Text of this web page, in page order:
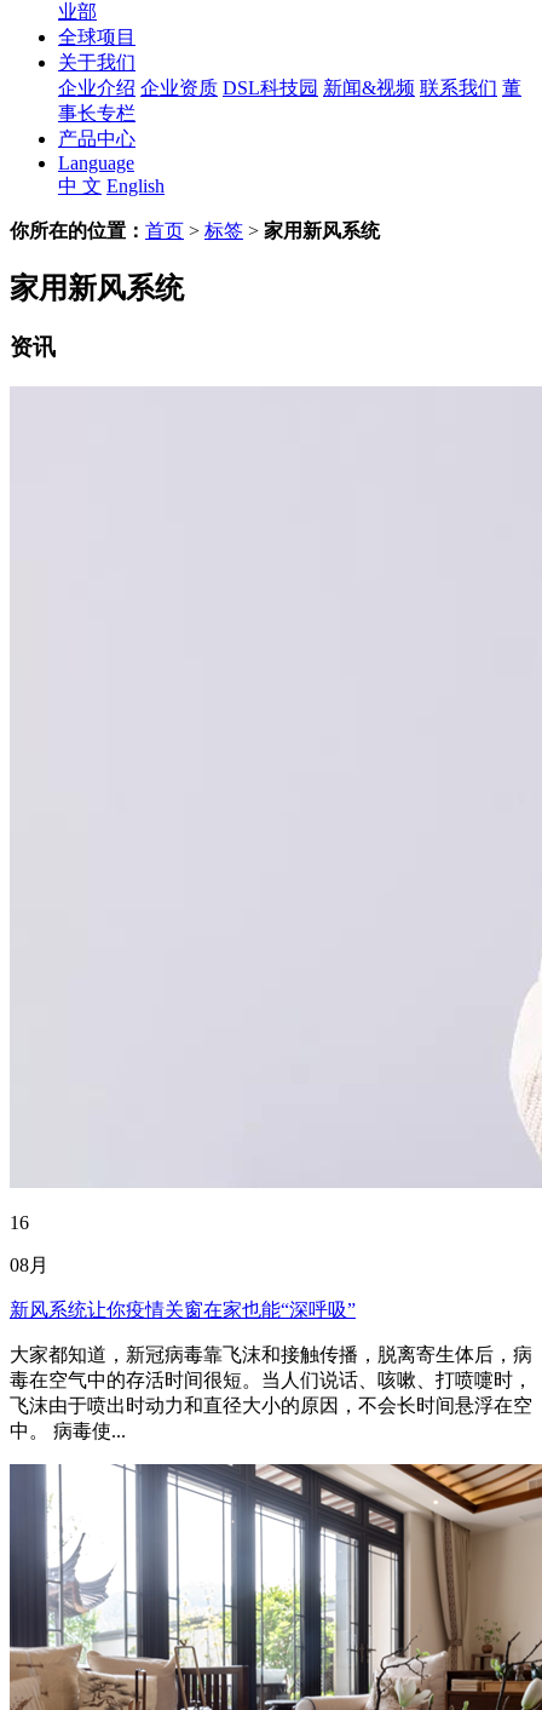
业部
全球项目
关于我们
企业介绍 企业资质 DSL科技园 新闻&视频 联系我们 董
事长专栏
产品中心
Language
中 文 English
你所在的位置： 首页 > 标签 > 家用新风系统
家用新风系统
资讯
16
08月
新风系统让你疫情关窗在家也能“深呼吸”
大家都知道，新冠病毒靠飞沫和接触传播，脱离寄生体后，病
毒在空气中的存活时间很短。当人们说话、咳嗽、打喷嚏时，
飞沫由于喷出时动力和直径大小的原因，不会长时间悬浮在空
中。 病毒使...